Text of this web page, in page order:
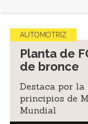
AUTOMOTRIZ
Planta de
de bronce
Destaca por la
principios de
Mundial